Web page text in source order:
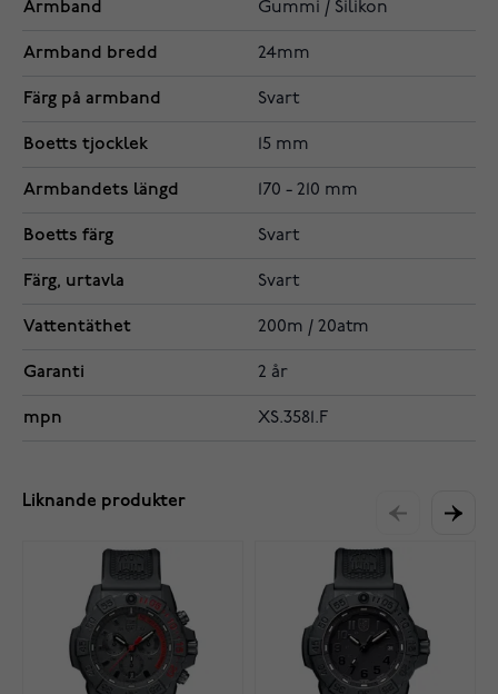
Armband Gummi / Silikon
Armband bredd 24mm
Färg på armband Svart
Boetts tjocklek 15 mm
Armbandets längd 170 - 210 mm
Boetts färg Svart
Färg, urtavla Svart
Vattentäthet 200m / 20atm
Garanti 2 år
mpn XS.3581.F
Liknande produkter